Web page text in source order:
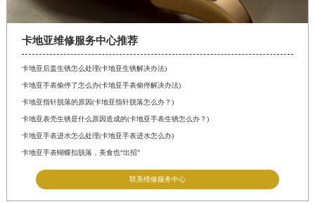
卡地亚维修服务中心推荐
卡地亚后盖生锈怎么处理(卡地亚生锈解决办法)
卡地亚手表偷停了怎么办(卡地亚手表偷停解决办法)
卡地亚指针脱落的原因(卡地亚指针脱落怎么办？)
卡地亚表壳生锈是什么原因造成的(卡地亚手表生锈怎么办？)
卡地亚手表进水怎么处理(卡地亚手表进水怎么办)
卡地亚手表蝴蝶扣脱落，美食也“出招”
联系维修服务中心